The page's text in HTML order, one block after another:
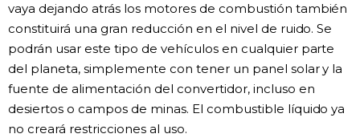
vaya dejando atrás los motores de combustión también
constituirá una gran reducción en el nivel de ruido. Se
podrán usar este tipo de vehículos en cualquier parte
del planeta, simplemente con tener un panel solar y la
fuente de alimentación del convertidor, incluso en
desiertos o campos de minas. El combustible líquido ya
no creará restricciones al uso.